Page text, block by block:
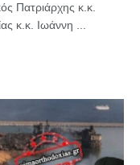
Πατριάρχης κ.κ.
κ.κ. Ιωάννη ...